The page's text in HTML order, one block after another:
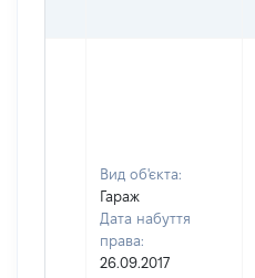
Вид об'єкта:
Гараж
Дата набуття
права:
26.09.2017